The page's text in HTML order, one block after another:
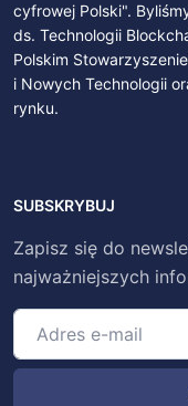
cyfrowej Polski".
ds. Technologii
Polskim
i Nowych Technologii
rynku.
SUBSKRYBUJ
Zapisz się do
najważniejszych